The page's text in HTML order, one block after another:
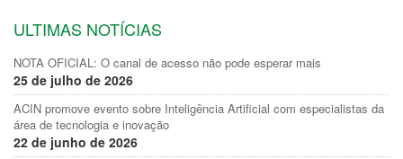
ULTIMAS NOTÍCIAS
NOTA OFICIAL: O canal de acesso não pode esperar mais
25 de julho de 2026
ACIN promove evento sobre Inteligência Artificial com especialistas da
área de tecnologia e inovação
22 de junho de 2026